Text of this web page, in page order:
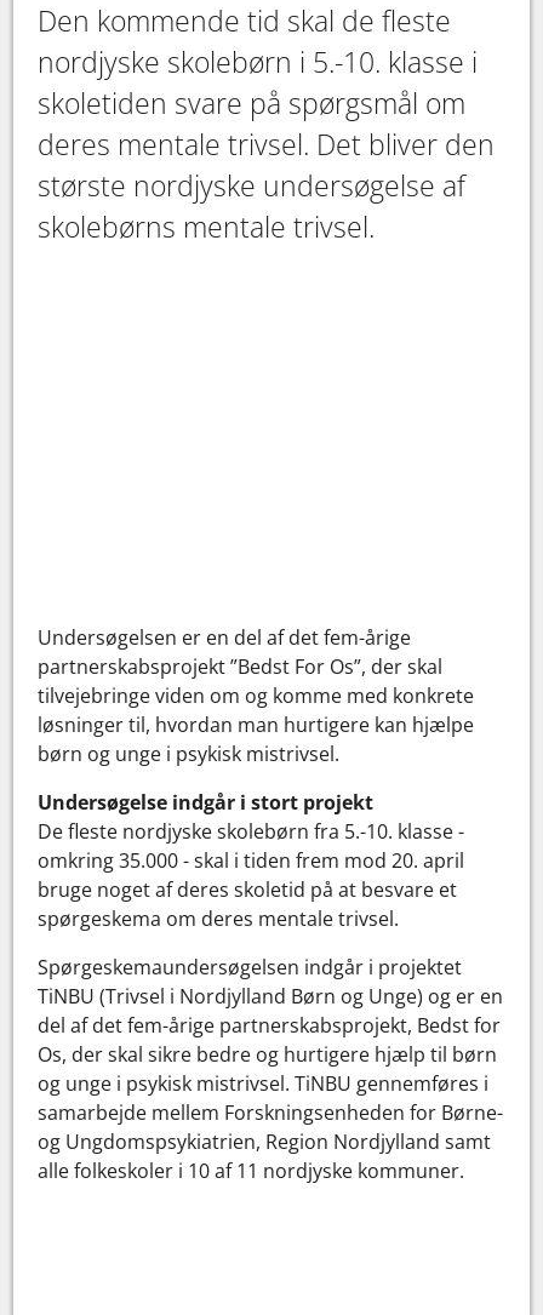
Den kommende tid skal de fleste
nordjyske skolebørn i 5.-10. klasse i
skoletiden svare på spørgsmål om
deres mentale trivsel. Det bliver den
største nordjyske undersøgelse af
skolebørns mentale trivsel.
Undersøgelsen er en del af det fem-årige
partnerskabsprojekt ”Bedst For Os”, der skal
tilvejebringe viden om og komme med konkrete
løsninger til, hvordan man hurtigere kan hjælpe
børn og unge i psykisk mistrivsel.
Undersøgelse indgår i stort projekt
De fleste nordjyske skolebørn fra 5.-10. klasse -
omkring 35.000 - skal i tiden frem mod 20. april
bruge noget af deres skoletid på at besvare et
spørgeskema om deres mentale trivsel.
Spørgeskemaundersøgelsen indgår i projektet
TiNBU (Trivsel i Nordjylland Børn og Unge) og er en
del af det fem-årige partnerskabsprojekt, Bedst for
Os, der skal sikre bedre og hurtigere hjælp til børn
og unge i psykisk mistrivsel. TiNBU gennemføres i
samarbejde mellem Forskningsenheden for Børne-
og Ungdomspsykiatrien, Region Nordjylland samt
alle folkeskoler i 10 af 11 nordjyske kommuner.